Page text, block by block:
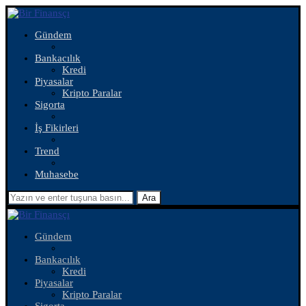
Gündem
Bankacılık
Kredi
Piyasalar
Kripto Paralar
Sigorta
İş Fikirleri
Trend
Muhasebe
Ara
Gündem
Bankacılık
Kredi
Piyasalar
Kripto Paralar